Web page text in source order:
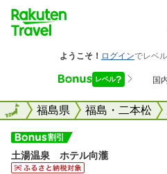
全国福島県 福島・二本松
全国
土湯温泉 ホテル向瀧